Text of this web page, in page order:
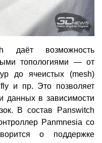
даёт возможность
топологиями — от
до ячеистых (mesh)
и пр. Это позволяет
данных в зависимости
В состав Panswitch
Panmnesia со
о поддержке